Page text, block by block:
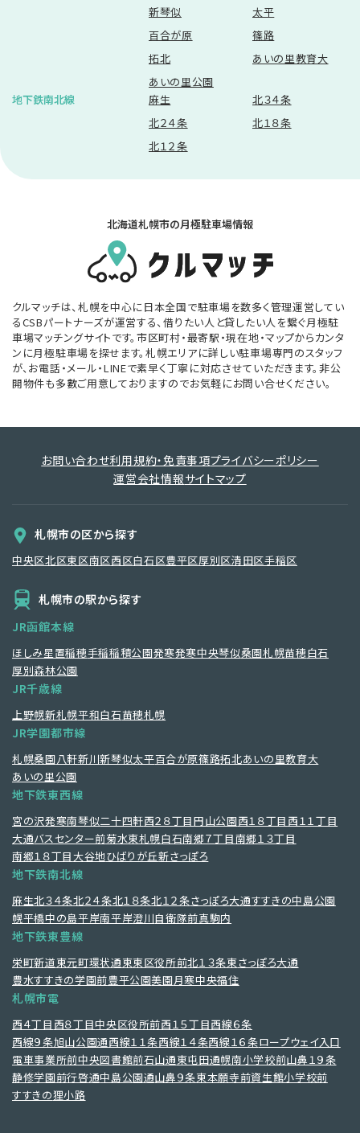
ユーザーは、当社の保有する自己の個人情報が誤った情報である場
合には、当社が定める手続きにより、当社に対して個人情報の訂正、
当社は、ユーザーから前項の請求を受けてその請求に応じる必要が
あると判断した場合には、遅滞なく、当該個人情報の訂正等を行うも
のとします。
当社は、前項の規定に基づき訂正等を行った場合、または訂正等を行
第8条（個人情報の利用停止等）
ているという理由、または不正の手段により取得されたものであると
いいます。）を求められた場合には、遅滞なく必要な調査を行います。
前項の調査結果に基づき、その請求に応じる必要があると判断した
場合には、遅滞なく、当該個人情報の利用停止等を行います。
停止等を行わない旨の決定をしたときは、遅滞なく、これをユーザー
に通知します。
前2項にかかわらず、利用停止等に多額の費用を有する場合その他利
用停止等を行うことが困難な場合であって、ユーザーの権利利益を
保護するために必要なこれに代わるべき措置をとれる場合は、この
代替策を講じるものとします。
ータについては、当社は何ら制限なく利用することができるものとしま
当社は、ユーザーのプライバシーの保護、利便性の向上、広告の配信お
よび統計データの取得のため、Cookieを使用します。また、Cookieや
JavaScript等の技術を利用して、ご提供いただいた情報のうち、年齢や
性別、居住地域等、個人が特定できない属性情報や端末情報、本サービ
順等）およびスマートフォン等利用時のユーザーの承諾・申込に基づく
位置情報（以下「属性情報等」といいます。）を取得することがあります。
属性情報等について 当社はユーザーがログインして当社関連システム
を利用した場合には、ログイン情報と紐づけたうえで、当該属性情報等
を用いて、広告・コンテンツ等の配信・表示および当社関連システムの
提供をする場合があります。
ユーザーは、ブラウザの設定やその他のツールを用いて、Cookieを受け
入れるかどうかを制御することができます。ただし、ユーザーがCookie
スの機能の一部または全部を利用できない場合があります。
第12条（アクセス解析ツール）
(1) Google Analytics
当社は、Google社が提供するGoogle Analyticsを利用して当社が提供
するウェブサイトなどの本サービスの利用状況等の計測を行っていま
Cookieを読み取る場合があります。その際、Google社に対して、ユーザ
ーが訪問したページ、サイトの滞在時間、訪問経路および何をクリック
したか等に関する情報を自動的に送信します。この情報がユーザーの
特定に使われることはありません。当社は、それらの情報を、利用状況
の把握や本サービスの分析などに利用します。Google Analyticsにお
ービス利用規約およびGoogle社プライバシーポリシーをご確認くださ
い。
〈Google Analyticsの利用規約〉
〈Google社のプライバシーポリシー〉
https://policies.google.com/privacy?hl=ja
(2) Microsoft Clarity
当社は、Microsoft社が提供するMicrosoft Clarityを利用して当社が提
供するウェブサイトなどの本サービスの利用状況等の計測を行っていま
す。データ取得のためにMicrosoft社がCookieを設定し、または既存の
Cookieを読み取る場合があります。その際、Microsoft社に対して、ユー
ザーが訪問したページ、サイトの滞在時間、訪問経路および何をクリッ
クしたか等に関する情報を自動的に送信します。この情報がユーザー
の特定に使われることはありません。当社は、それらの情報を、利用状
新琴似
太平
百合が原
篠路
拓北
あいの里教育大
あいの里公園
地下鉄南北線
麻生
北３４条
北２４条
北１８条
北１２条
北海道札幌市の月極駐車場情報
クルマッチは、札幌を中心に日本全国で駐車場を数多く管理運営してい
るCSBパートナーズが運営する、借りたい人と貸したい人を繋ぐ月極駐
車場マッチングサイトです。市区町村・最寄駅・現在地・マップからカンタ
ンに月極駐車場を探せます。札幌エリアに詳しい駐車場専門のスタッフ
が、お電話・メール・LINEで素早く丁寧に対応させていただきます。非公
開物件も多數ご用意しておりますのでお気軽にお問い合せください。
お問い合わせ利用規約・免責事項プライバシーポリシー
運営会社情報サイトマップ
札幌市の区から探す
中央区北区東区南区西区白石区豊平区厚別区清田区手稲区
札幌市の駅から探す
JR函館本線
ほしみ星置稲穂手稲稲積公園発寒発寒中央琴似桑園札幌苗穂白石
厚別森林公園
JR千歳線
上野幌新札幌平和白石苗穂札幌
JR学園都市線
札幌桑園八軒新川新琴似太平百合が原篠路拓北あいの里教育大
あいの里公園
地下鉄東西線
宮の沢発寒南琴似二十四軒西２８丁目円山公園西１８丁目 西１１丁目
大通バスセンター前菊水東札幌白石南郷７丁目南郷１３丁目
南郷１８丁目大谷地ひばりが丘新さっぽろ
地下鉄南北線
麻生北３４条北２４条北１８条北１２条さっぽろ大通すすきの中島公園
幌平橋中の島平岸南平岸澄川自衛隊前真駒内
地下鉄東豊線
栄町新道東元町環状通東東区役所前北１３条東さっぽろ大通
豊水すすきの学園前豊平公園美園月寒中央福住
札幌市電
西４丁目 西８丁目中央区役所前西１５丁目西線６条
西線９条旭山公園通西線１１条西線１４条西線１６条ロープウェイ入口
電車事業所前中央図書館前石山通東屯田通幌南小学校前山鼻１９条
静修学園前行啓通中島公園通山鼻９条東本願寺前資生館小学校前
すすきの狸小路